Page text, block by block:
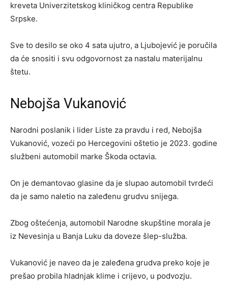
kreveta Univerzitetskog kliničkog centra Republike
Srpske.
Sve to desilo se oko 4 sata ujutro, a Ljubojević je poručila
da će snositi i svu odgovornost za nastalu materijalnu
štetu.
Nebojša Vukanović
Narodni poslanik i lider Liste za pravdu i red, Nebojša
Vukanović, vozeći po Hercegovini oštetio je 2023. godine
službeni automobil marke Škoda octavia.
On je demantovao glasine da je slupao automobil tvrdeći
da je samo naletio na zaleđenu grudvu snijega.
Zbog oštećenja, automobil Narodne skupštine morala je
iz Nevesinja u Banja Luku da doveze šlep-služba.
Vukanović je naveo da je zaleđena grudva preko koje je
prešao probila hladnjak klime i crijevo, u podvozju.